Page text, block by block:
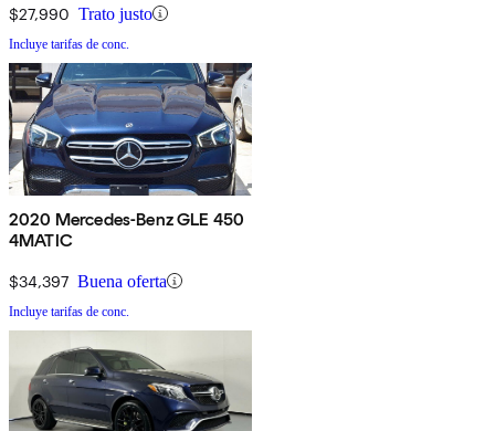
$27,990 Trato justo
Incluye tarifas de conc.
2020 Mercedes-Benz GLE 450
4MATIC
$34,397 Buena oferta
Incluye tarifas de conc.